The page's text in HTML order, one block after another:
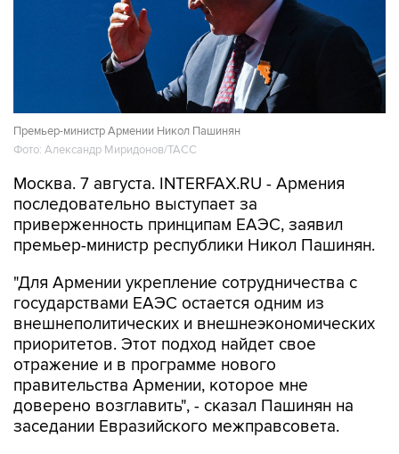
Премьер-министр Армении Никол Пашинян
Фото: Александр Миридонов/ТАСС
Москва. 7 августа. INTERFAX.RU - Армения
приверженность принципам ЕАЭС, заявил
премьер-министр республики Никол Пашинян.
"Для Армении укрепление сотрудничества с
внешнеполитических и внешнеэкономических
приоритетов. Этот подход найдет свое
отражение и в программе нового
правительства Армении, которое мне
доверено возглавить", - сказал Пашинян на
заседании Евразийского межправсовета.
По его словам, Армения последовательно